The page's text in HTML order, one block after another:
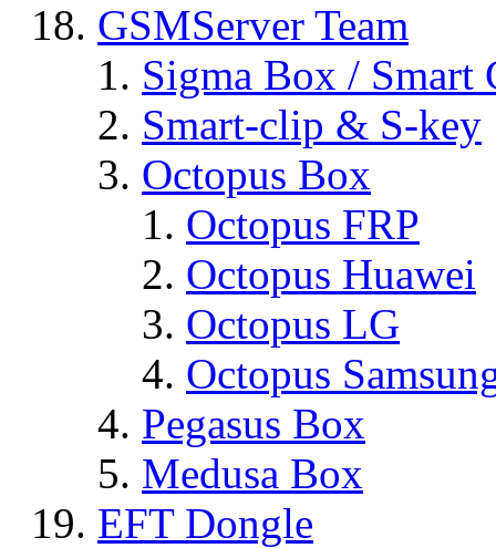
GSMServer Team
Sigma Box / Smart
Smart-clip & S-key
Octopus Box
Octopus FRP
Octopus Huawei
Octopus LG
Octopus
Pegasus Box
Medusa Box
EFT Dongle